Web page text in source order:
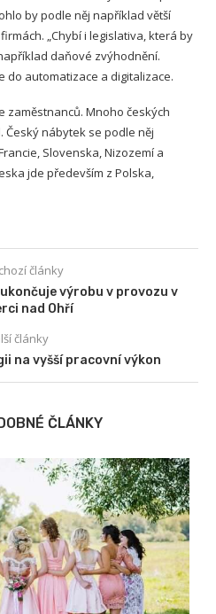
by podle něj například větší
„Chybí i legislativa, která by
daňové zvýhodnění.
do automatizace a digitalizace.
zaměstnanců. Mnoho českých
Český nábytek se podle něj
Slovenska, Nizozemí a
jde především z Polska,
články
výrobu v provozu v
nad Ohří
články
na vyšší pracovní výkon
ČLÁNKY